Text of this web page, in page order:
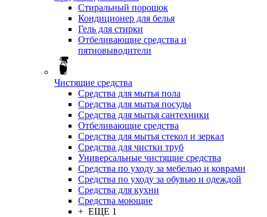
Стиральный порошок
Кондиционер для белья
Гель для стирки
Отбеливающие средства и
пятновыводители
Чистящие средства
Средства для мытья пола
Средства для мытья посуды
Средства для мытья сантехники
Отбеливающие средства
Средства для мытья стекол и зеркал
Средства для чистки труб
Универсальные чистящие средства
Средства по уходу за мебелью и коврами
Средства по уходу за обувью и одеждой
Средства для кухни
Средства моющие
+ ЕЩЕ 1